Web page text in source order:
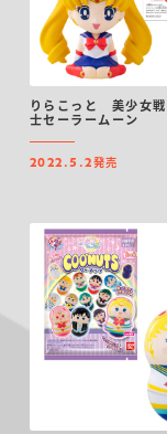
りらこっと 美少女戦
士セーラームーン
2022.5.2発売